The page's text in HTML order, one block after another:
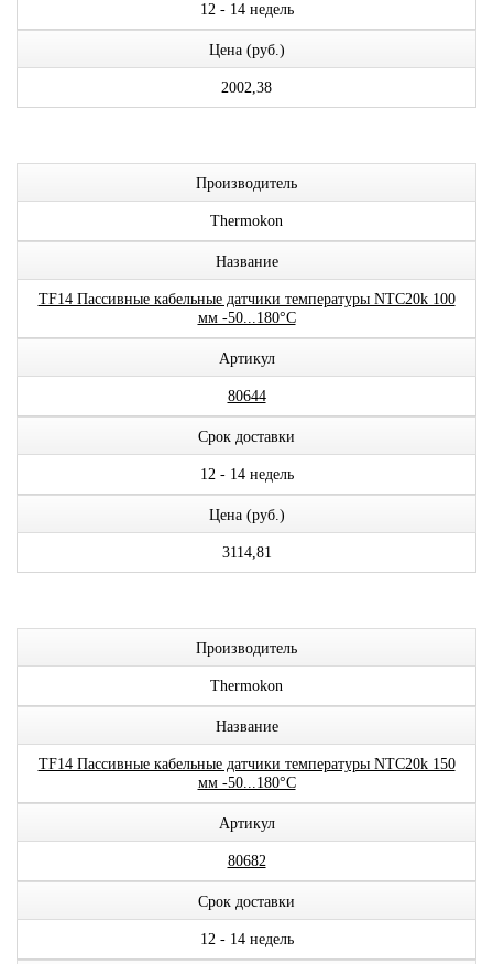
12 - 14 недель
Цена (руб.)
2002,38
Производитель
Thermokon
Название
TF14 Пассивные кабельные датчики температуры NTC20k 100
мм -50...180°C
Артикул
80644
Срок доставки
12 - 14 недель
Цена (руб.)
3114,81
Производитель
Thermokon
Название
TF14 Пассивные кабельные датчики температуры NTC20k 150
мм -50...180°C
Артикул
80682
Срок доставки
12 - 14 недель